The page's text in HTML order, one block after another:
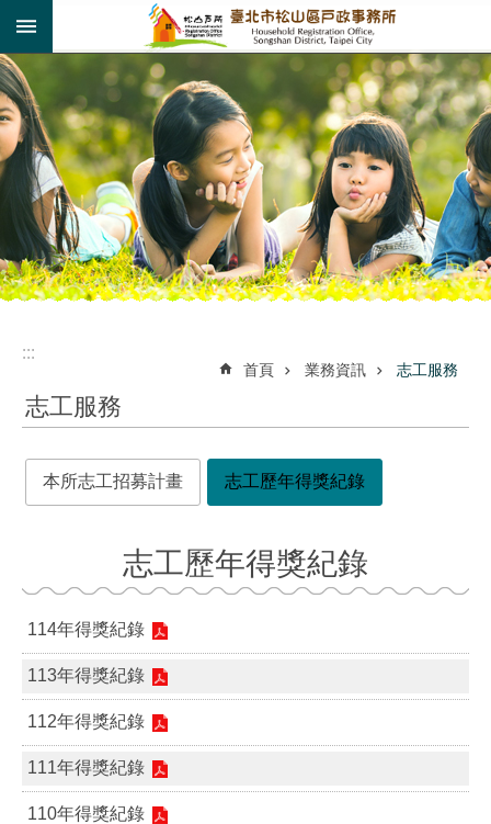
跳到主要內容區塊
:::
:::
首頁 業務資訊 志工服務
志工服務
本所志工招募計畫 志工歷年得獎紀錄
志工歷年得獎紀錄
114年得獎紀錄
113年得獎紀錄
112年得獎紀錄
111年得獎紀錄
110年得獎紀錄